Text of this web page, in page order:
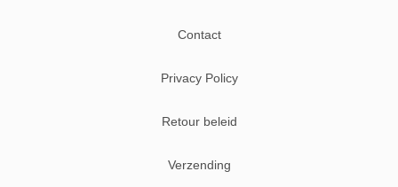
Contact
Privacy Policy
Retour beleid
Verzending